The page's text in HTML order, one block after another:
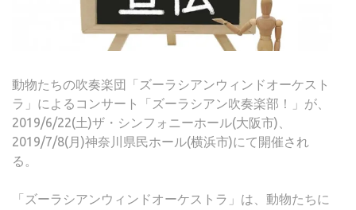
動物たちの吹奏楽団「ズーラシアンウィンドオーケスト
ラ」によるコンサート「ズーラシアン吹奏楽部！」が、
2019/6/22(土)ザ・シンフォニーホール(大阪市)、
2019/7/8(月)神奈川県民ホール(横浜市)にて開催され
る。
「ズーラシアンウィンドオーケストラ」は、動物たちに